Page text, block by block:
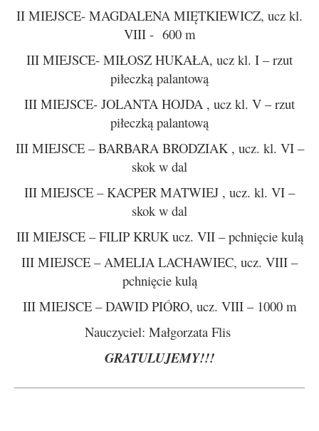
II MIEJSCE- MAGDALENA MIĘTKIEWICZ, ucz kl.
VIII - 600 m
III MIEJSCE- MIŁOSZ HUKAŁA, ucz kl. I – rzut
piłeczką palantową
III MIEJSCE- JOLANTA HOJDA , ucz kl. V – rzut
piłeczką palantową
III MIEJSCE – BARBARA BRODZIAK , ucz. kl. VI –
skok w dal
III MIEJSCE – KACPER MATWIEJ , ucz. kl. VI –
skok w dal
III MIEJSCE – FILIP KRUK ucz. VII – pchnięcie kulą
III MIEJSCE – AMELIA LACHAWIEC, ucz. VIII –
pchnięcie kulą
III MIEJSCE – DAWID PIÓRO, ucz. VIII – 1000 m
Nauczyciel: Małgorzata Flis
GRATULUJEMY!!!